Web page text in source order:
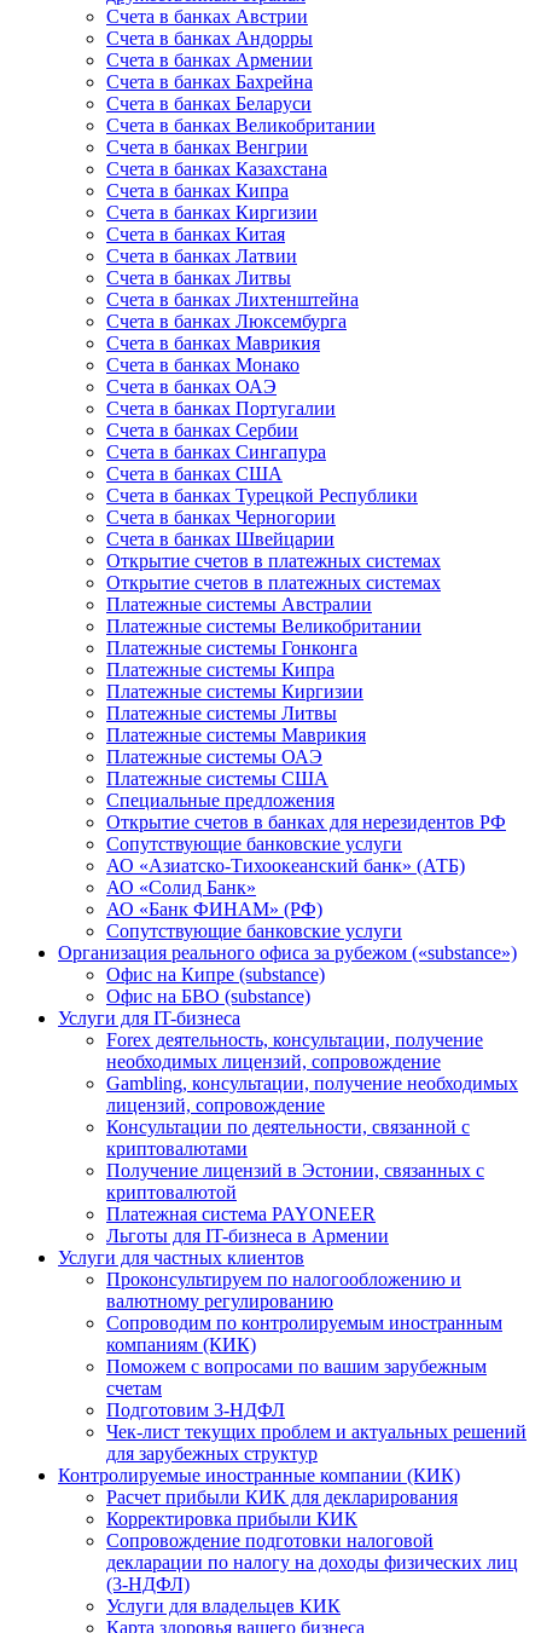
Счета в банках Австрии
Счета в банках Андорры
Счета в банках Армении
Счета в банках Бахрейна
Счета в банках Беларуси
Счета в банках Великобритании
Счета в банках Венгрии
Счета в банках Казахстана
Счета в банках Кипра
Счета в банках Киргизии
Счета в банках Китая
Счета в банках Латвии
Счета в банках Литвы
Счета в банках Лихтенштейна
Счета в банках Люксембурга
Счета в банках Маврикия
Счета в банках Монако
Счета в банках ОАЭ
Счета в банках Португалии
Счета в банках Сербии
Счета в банках Сингапура
Счета в банках США
Счета в банках Турецкой Республики
Счета в банках Черногории
Счета в банках Швейцарии
Открытие счетов в платежных системах
Открытие счетов в платежных системах
Платежные системы Австралии
Платежные системы Великобритании
Платежные системы Гонконга
Платежные системы Кипра
Платежные системы Киргизии
Платежные системы Литвы
Платежные системы Маврикия
Платежные системы ОАЭ
Платежные системы США
Специальные предложения
Открытие счетов в банках для нерезидентов РФ
Сопутствующие банковские услуги
АО «Азиатско-Тихоокеанский банк» (АТБ)
АО «Солид Банк»
АО «Банк ФИНАМ» (РФ)
Сопутствующие банковские услуги
Организация реального офиса за рубежом («substance»)
Офис на Кипре (substance)
Офис на БВО (substance)
Услуги для IT-бизнеса
Forex деятельность, консультации, получение
необходимых лицензий, сопровождение
Gambling, консультации, получение необходимых
лицензий, сопровождение
Консультации по деятельности, связанной с
криптовалютами
Получение лицензий в Эстонии, связанных с
криптовалютой
Платежная система PAYONEER
Льготы для IT-бизнеса в Армении
Услуги для частных клиентов
Проконсультируем по налогообложению и
валютному регулированию
Сопроводим по контролируемым иностранным
компаниям (КИК)
Поможем с вопросами по вашим зарубежным
счетам
Подготовим 3-НДФЛ
Чек-лист текущих проблем и актуальных решений
для зарубежных структур
Контролируемые иностранные компании (КИК)
Расчет прибыли КИК для декларирования
Корректировка прибыли КИК
Сопровождение подготовки налоговой
декларации по налогу на доходы физических лиц
(3-НДФЛ)
Услуги для владельцев КИК
Карта здоровья вашего бизнеса